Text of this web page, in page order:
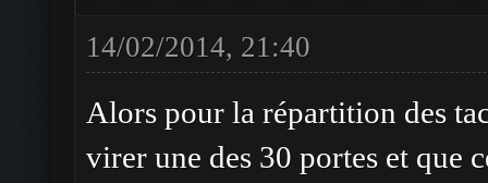
14/02/2014, 21:40
Alors pour la répartition des
virer une des 30 portes et que